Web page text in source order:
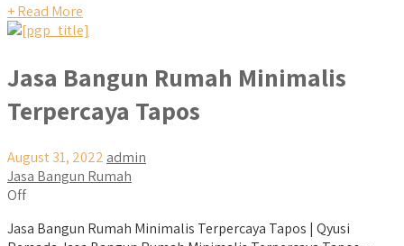
+ Read More
Jasa Bangun Rumah Minimalis
Terpercaya Tapos
August 31, 2022 admin
Jasa Bangun Rumah
Off
Jasa Bangun Rumah Minimalis Terpercaya Tapos | Qyusi